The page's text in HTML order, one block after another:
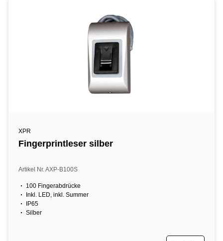
XPR
Fingerprintleser silber
Artikel Nr. AXP-B100S
100 Fingerabdrücke
Inkl. LED, inkl. Summer
IP65
Silber